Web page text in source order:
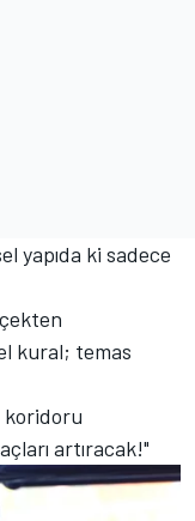
yapıda ki sadece
kural; temas
koridoru
artıracak!"